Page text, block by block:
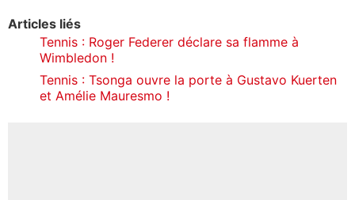
Articles liés
Tennis : Roger Federer déclare sa flamme à
Wimbledon !
Tennis : Tsonga ouvre la porte à Gustavo Kuerten
et Amélie Mauresmo !